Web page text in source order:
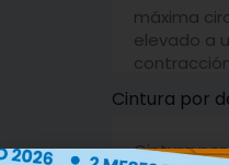
Cintura por